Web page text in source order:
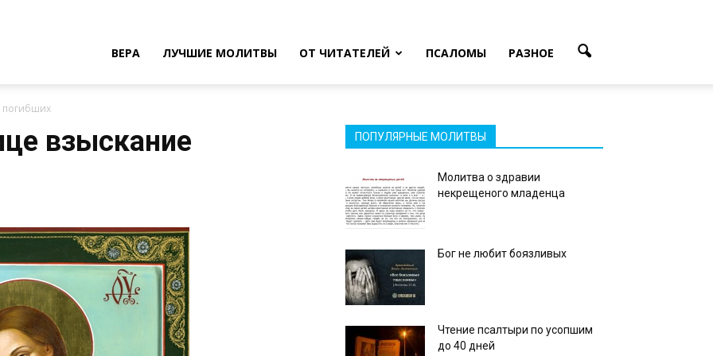
ВЕРА ЛУЧШИЕ МОЛИТВЫ ОТ ЧИТАТЕЛЕЙ ПСАЛОМЫ РАЗНОЕ
погибших
взыскание
ПОПУЛЯРНЫЕ МОЛИТВЫ
Молитва о здравии
некрещеного младенца
Бог не любит боязливых
Чтение псалтыри по усопшим
до 40 дней